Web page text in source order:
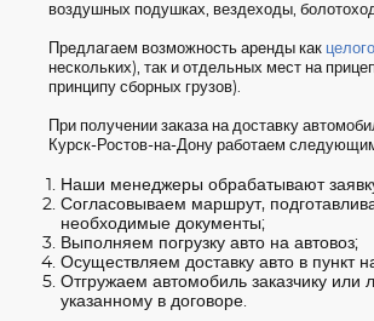
воздушных подушках, вездеходы,
Предлагаем возможность аренды как
нескольких), так и отдельных мест на
принципу сборных грузов).
При получении заказа на доставку
Курск-Ростов-на-Дону работаем
Наши менеджеры обрабатывают
Согласовываем маршрут,
необходимые документы;
Выполняем погрузку авто на автовоз;
Осуществляем доставку авто в пункт
Отгружаем автомобиль заказчику или
указанному в договоре.